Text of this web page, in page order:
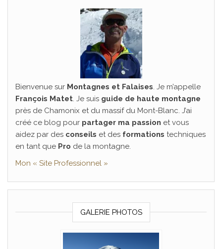
Bienvenue sur Montagnes et Falaises. Je m’appelle
François Matet. Je suis guide de haute montagne
près de Chamonix et du massif du Mont-Blanc. J’ai
créé ce blog pour partager ma passion et vous
aidez par des conseils et des formations techniques
en tant que Pro de la montagne.
Mon « Site Professionnel »
GALERIE PHOTOS